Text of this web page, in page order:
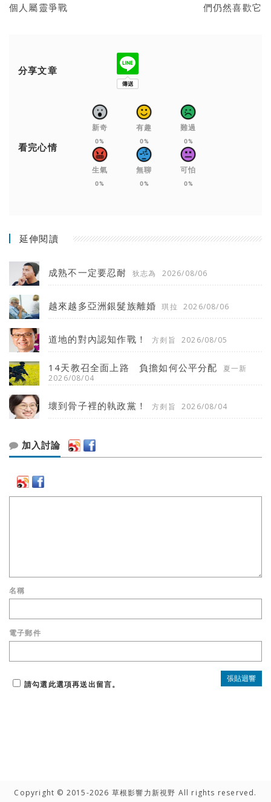
個人屬靈爭戰
們仍然喜歡它
分享文章
看完心情
新奇
0%
有趣
0%
難過
0%
生氣
0%
無聊
0%
可怕
0%
延伸閱讀
成熟不一定要忍耐 狄志為 2026/08/06
越來越多亞洲銀髮族離婚 琪拉 2026/08/06
道地的對內認知作戰！ 方剡旨 2026/08/05
14天教召全面上路 負擔如何公平分配
夏一新
2026/08/04
壞到骨子裡的執政黨！ 方剡旨 2026/08/04
加入討論
名稱
電子郵件
請勾選此選項再送出留言。
Copyright © 2015-2026 草根影響力新視野 All rights reserved.